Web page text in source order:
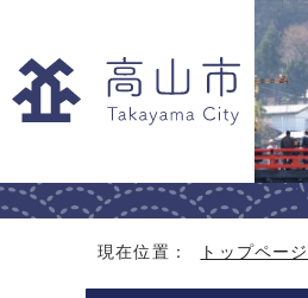
現在位置： トップページ